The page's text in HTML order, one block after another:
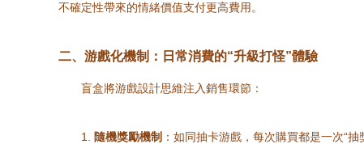
不確定性帶來的情緒價值支付更高費用。
二、游戲化機制：日常消費的“升級打怪”體驗
盲盒將游戲設計思維注入銷售環節：
1. 隨機獎勵機制 ：如同抽卡游戲，每次購買都是一次“